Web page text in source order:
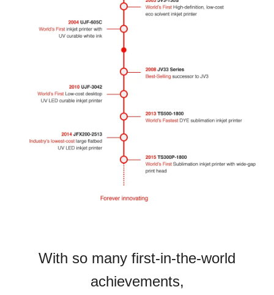
With so many first-in-the-world
achievements,